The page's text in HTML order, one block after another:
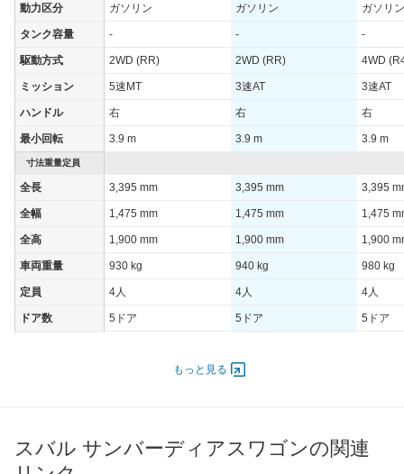
動力区分 ガソリン ガソリン ガソリン
タンク容量 - - -
駆動方式 2WD (RR) 2WD (RR) 4WD
ミッション 5速MT 3速AT 3速AT
ハンドル 右 右 右
最小回転 3.9 m 3.9 m 3.9 m
寸法重量定員
全長 3,395 mm 3,395 mm 3,395
全幅 1,475 mm 1,475 mm 1,475
全高 1,900 mm 1,900 mm 1,900
車両重量 930 kg 940 kg 980 kg
定員 4人 4人 4人
ドア数 5ドア 5ドア 5ドア
-
もっと見る
スバル サンバーディアスワゴンの関連